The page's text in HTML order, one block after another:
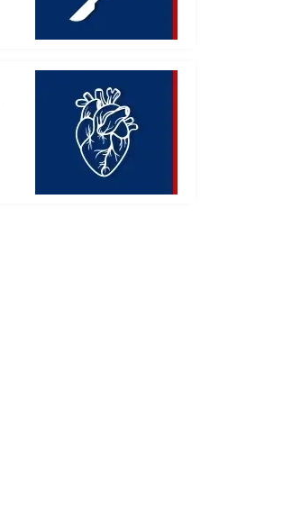
VETERINÁRIO EM
VETERINÁRIO EM